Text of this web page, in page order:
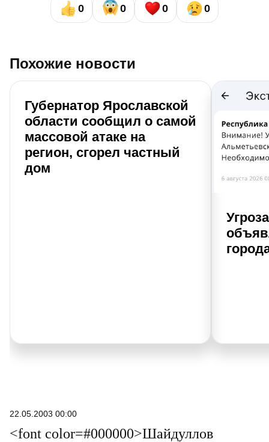
0 0 0 0
Похожие новости
Губернатор Ярославской
области сообщил о самой
массовой атаке на
регион, сгорел частный
дом
22.05.2003 00:00
<font color=#000000>Шайдуллов